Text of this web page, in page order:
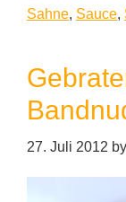
Sahne, Sauce,
27. Juli 2012 by